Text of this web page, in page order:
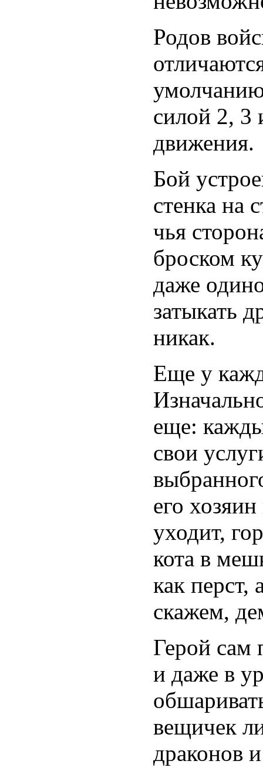
Родов
силой 2, 3
движения.
Бой
стенка на
чья
броском
даже
затыкать
никак.
Еще у
еще:
свои
его
уходит,
кота в
как перст,
скажем,
Герой сам
и даже в
вещичек
драконов